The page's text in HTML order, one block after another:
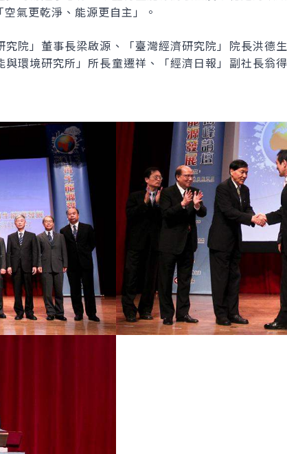
氣更乾淨、能源更自主」。
院」董事長梁啟源、「臺灣經濟研究院」院長洪德
環境研究所」所長童遷祥、「經濟日報」副社長翁